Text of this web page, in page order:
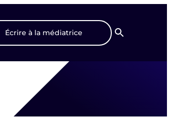
Écrire à la médiatrice
Recherche